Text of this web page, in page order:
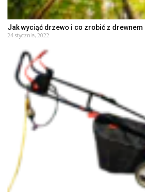
Jak wyciąć drzewo i co zrobić z drewnem
24 stycznia, 2022